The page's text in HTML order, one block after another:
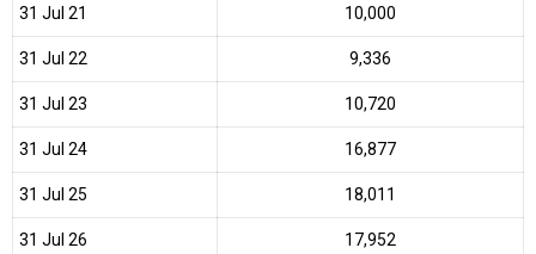
31 Jul 21 ₹10,000
31 Jul 22 ₹9,336
31 Jul 23 ₹10,720
31 Jul 24 ₹16,877
31 Jul 25 ₹18,011
31 Jul 26 ₹17,952